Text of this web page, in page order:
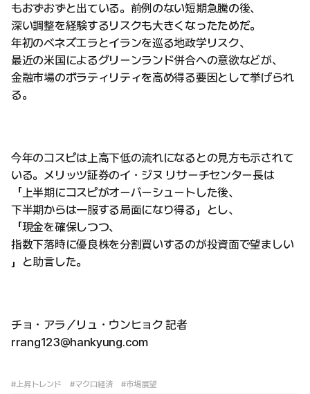
もおずおずと出ている。前例のない短期急騰の後、
深い調整を経験するリスクも大きくなったためだ。
年初のベネズエラとイランを巡る地政学リスク、
最近の米国によるグリーンランド併合への意欲などが、
金融市場のボラティリティを高め得る要因として挙げられ
る。
今年のコスピは上高下低の流れになるとの見方も示されて
いる。メリッツ証券のイ・ジヌ リサーチセンター長は
「上半期にコスピがオーバーシュートした後、
下半期からは一服する局面になり得る」とし、
「現金を確保しつつ、
指数下落時に優良株を分割買いするのが投資面で望ましい
」と助言した。
チョ・アラ／リュ・ウンヒョク 記者
rrang123@hankyung.com
#上昇トレンド #マクロ経済 #市場展望